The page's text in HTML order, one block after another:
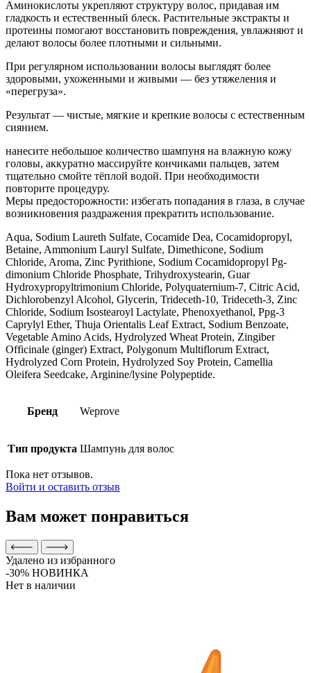
Аминокислоты укрепляют структуру волос, придавая им
гладкость и естественный блеск. Растительные экстракты и
протеины помогают восстановить повреждения, увлажняют и
делают волосы более плотными и сильными.
При регулярном использовании волосы выглядят более
здоровыми, ухоженными и живыми — без утяжеления и
«перегруза».
Результат — чистые, мягкие и крепкие волосы с естественным
сиянием.
нанесите небольшое количество шампуня на влажную кожу
головы, аккуратно массируйте кончиками пальцев, затем
тщательно смойте тёплой водой. При необходимости
повторите процедуру.
Меры предосторожности: избегать попадания в глаза, в случае
возникновения раздражения прекратить использование.
Aqua, Sodium Laureth Sulfate, Cocamide Dea, Cocamidopropyl,
Betaine, Ammonium Lauryl Sulfate, Dimethicone, Sodium
Chloride, Aroma, Zinc Pyrithione, Sodium Cocamidopropyl Pg-
dimonium Chloride Phosphate, Trihydroxystearin, Guar
Hydroxypropyltrimonium Chloride, Polyquaternium-7, Citric Acid,
Dichlorobenzyl Alcohol, Glycerin, Trideceth-10, Trideceth-3, Zinc
Chloride, Sodium Isostearoyl Lactylate, Phenoxyethanol, Ppg-3
Caprylyl Ether, Thuja Orientalis Leaf Extract, Sodium Benzoate,
Vegetable Amino Acids, Hydrolyzed Wheat Protein, Zingiber
Officinale (ginger) Extract, Polygonum Multiflorum Extract,
Hydrolyzed Corn Protein, Hydrolyzed Soy Protein, Camellia
Oleifera Seedcake, Arginine/lysine Polypeptide.
Бренд Weprove
Тип продукта Шампунь для волос
Пока нет отзывов.
Войти и оставить отзыв
Вам может понравиться
Удалено из избранного
-30% НОВИНКА
Нет в наличии